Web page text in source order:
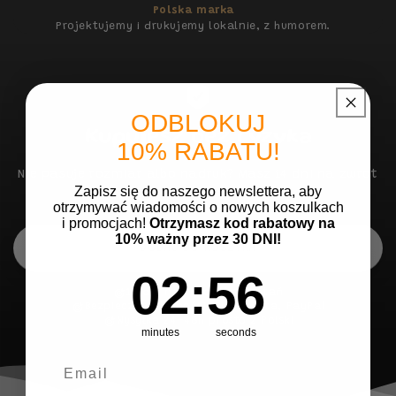
Polska marka
Projektujemy i drukujemy lokalnie, z humorem.
Nie pasuje rozmiar albo nadruk? Masz 14 dni na zwrot
— bez tłumaczenia się.
DODAJ DO KOSZYKA
14 dni na zwrot, bez pytań
Bezpieczne płatności: BLIK, karta, PayPal
ODBLOKUJ
10% RABATU!
Zapisz się do naszego newslettera, aby
otrzymywać wiadomości o nowych koszulkach
i promocjach! Otrzymasz kod rabatowy na
10% ważny przez 30 DNI!
02
minutes
:55
seconds